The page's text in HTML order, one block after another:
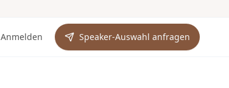
Anmelden Speaker-Auswahl anfragen